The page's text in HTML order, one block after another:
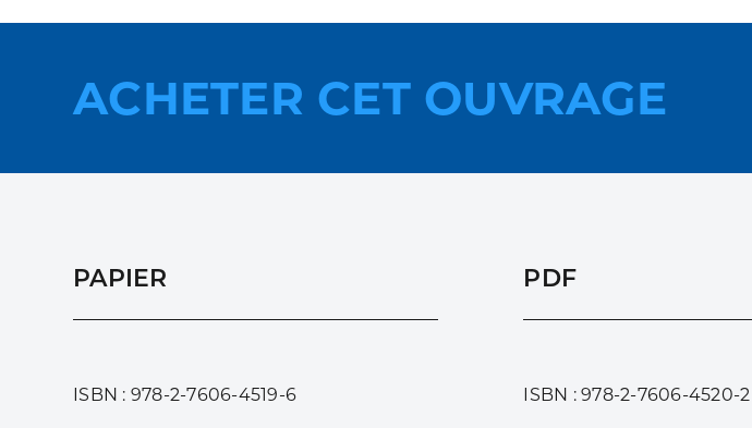
ACHETER CET OUVRAGE
PAPIER
ISBN : 978-2-7606-4519-6
PDF
ISBN : 978-2-7606-4520-2